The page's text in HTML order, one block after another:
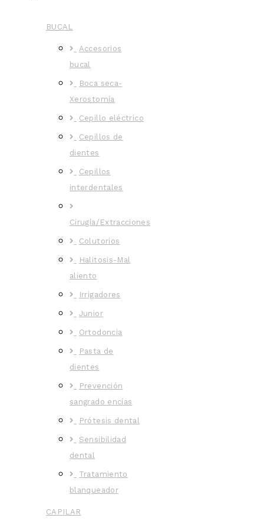
BUCAL
Accesorios
bucal
Boca seca-
Xerostomía
Cepillo eléctrico
Cepillos de
dientes
Cepillos
interdentales
Cirugía/Extracciones
Colutorios
Halitosis-Mal
aliento
Irrigadores
Junior
Ortodoncia
Pasta de
dientes
Prevención
sangrado encías
Prótesis dental
Sensibilidad
dental
Tratamiento
blanqueador
CAPILAR